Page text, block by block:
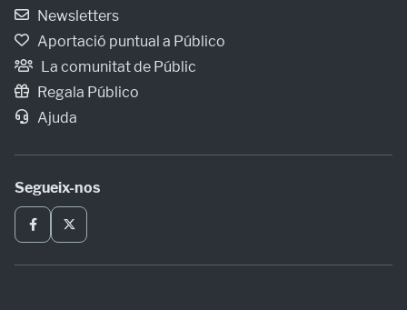
Newsletters
Aportació puntual a Público
La comunitat de Públic
Regala Público
Ajuda
Segueix-nos